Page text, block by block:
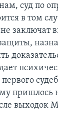
суд по
в том
заключат
пришлось
выходок